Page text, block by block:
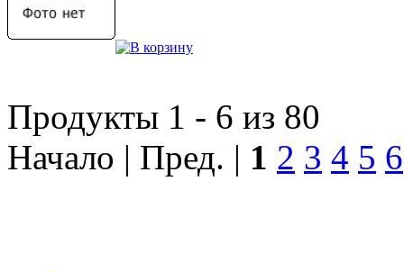
Продукты 1 - 6 из 80
Начало | Пред. | 1 2 3 4 5 6